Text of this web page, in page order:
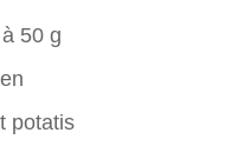
50 g
potatis